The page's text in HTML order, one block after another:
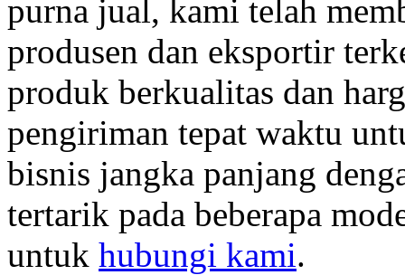
purna jual, kami telah
produsen dan eksportir
produk berkualitas dan
pengiriman tepat waktu
bisnis jangka panjang
tertarik pada beberapa
untuk hubungi kami.